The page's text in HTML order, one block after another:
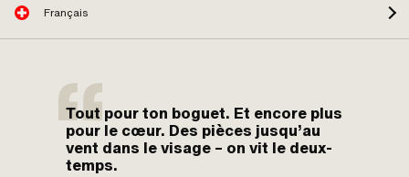
Français
Tout pour ton boguet. Et encore plus
pour le cœur. Des pièces jusqu’au
vent dans le visage – on vit le deux-
temps.